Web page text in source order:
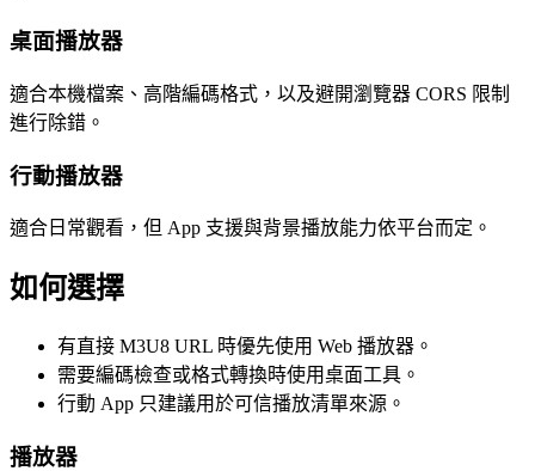
桌面播放器
適合本機檔案、高階編碼格式，以及避開瀏覽器 CORS 限制
進行除錯。
行動播放器
適合日常觀看，但 App 支援與背景播放能力依平台而定。
如何選擇
有直接 M3U8 URL 時優先使用 Web 播放器。
需要編碼檢查或格式轉換時使用桌面工具。
行動 App 只建議用於可信播放清單來源。
播放器